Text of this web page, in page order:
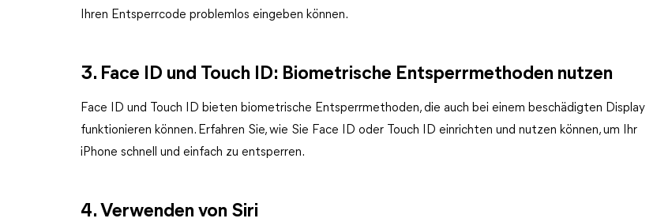
Ihren Entsperrcode problemlos eingeben können.
3. Face ID und Touch ID: Biometrische Entsperrmethoden nutzen
Face ID und Touch ID bieten biometrische Entsperrmethoden, die auch bei einem beschädigten Display
funktionieren können. Erfahren Sie, wie Sie Face ID oder Touch ID einrichten und nutzen können, um Ihr
iPhone schnell und einfach zu entsperren.
4. Verwenden von Siri